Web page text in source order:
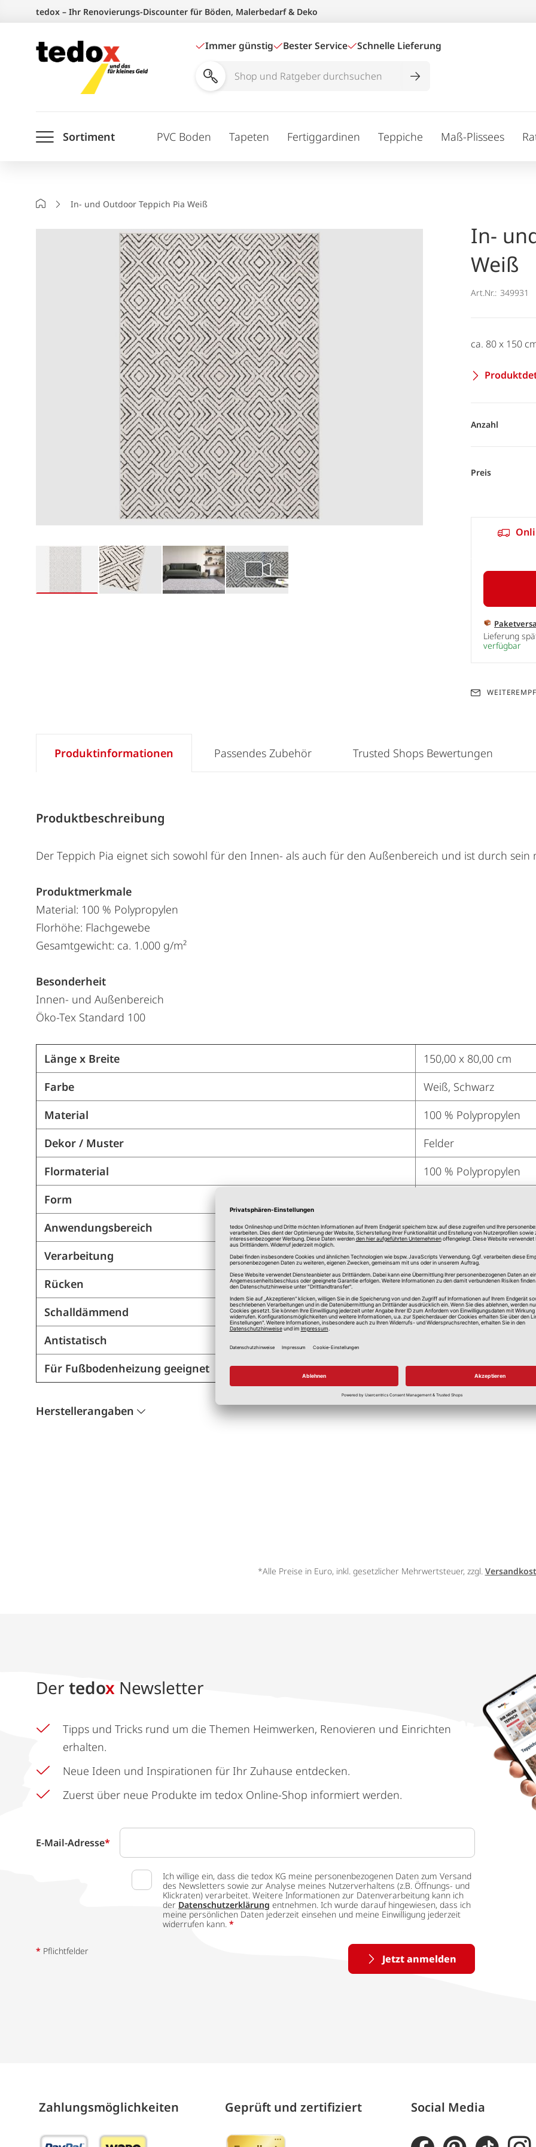
springen
tedox – Ihr Renovierungs-Discounter für Böden, Malerbedarf & Deko
Immer günstig Bester Service Schnelle Lieferung
Shop
durchsuchen
Sortiment PVC Boden Tapeten Fertiggardinen Teppiche Maß-Plissees
StartseiteIn- und Outdoor Teppich Pia Weiß
In-
Weiß
Art.Nr.: 349931
ca. 80 x 150
Anzahl
Preis
Lieferung
verfügbar
Produktinformationen
Produktbeschreibung
Der Teppich Pia eignet sich sowohl für den Innen- als auch für den Außenbereich und ist durch
Produktmerkmale
Material: 100 % Polypropylen
Florhöhe: Flachgewebe
Gesamtgewicht: ca. 1.000 g/m²
Besonderheit
Innen- und Außenbereich
Öko-Tex Standard 100
Länge x Breite
150,00 x 80,00 cm
Farbe
Weiß, Schwarz
Material
100 % Polypropylen
Dekor / Muster
Felder
Flormaterial
100 % Polypropylen
Form
Anwendungsbereich
Terrasse, Balkon,
Verarbeitung
Gewebt
Rücken
Polypropylen
Schalldämmend
Ja
Antistatisch
Für Fußbodenheizung geeignet
Ja
Herstellerangaben
Passendes Zubehör Trusted Shops Bewertungen
*Alle Preise in Euro, inkl. gesetzlicher Mehrwertsteuer, zzgl.
Der tedox Newsletter
Tipps und Tricks rund um die Themen Heimwerken, Renovieren und Einrichten
erhalten.
Neue Ideen und Inspirationen für Ihr Zuhause entdecken.
Zuerst über neue Produkte im tedox Online-Shop informiert werden.
E-Mail-Adresse*
Ich willige ein, dass die tedox KG meine personenbezogenen Daten zum Versand
des Newsletters sowie zur Analyse meines Nutzerverhaltens (z.B. Öffnungs- und
Klickraten) verarbeitet. Weitere Informationen zur Datenverarbeitung kann ich
der Datenschutzerklärung entnehmen. Ich wurde darauf hingewiesen, dass ich
meine persönlichen Daten jederzeit einsehen und meine Einwilligung jederzeit
widerrufen kann. *
Jetzt anmelden
* Pflichtfelder
Zahlungs­möglich­keiten Geprüft und zertifiziert Social Media